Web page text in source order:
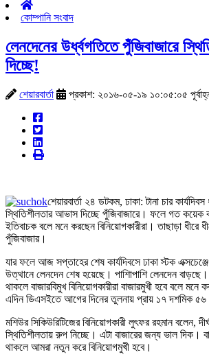
কোম্পানি সংবাদ
লেনদেনের উর্ধ্বগতিতে পুঁজিবাজারে
দিচ্ছে!
শেয়ারবার্তা প্রকাশ: ২০১৬-০৫-১৯ ১০:০৫:০৫
শেয়ারবার্তা ২৪ ডটকম, ঢাকা: টানা চার
স্থিতিশীলতার আভাস দিচ্ছে পুঁজিবাজারে। ফলে গত কয়েক
ইতিবাচক বলে মনে করছেন বিনিয়োগকারীরা। তাছাড়া ধীরে
পুঁজিবাজার।
যার ফলে আজ সপ্তাহের শেষ কার্যদিবসে ঢাকা স্টক
উত্থানে লেনদেন শেষ হয়েছে। পাশিাপাশি লেনদেন
থাকলে বাজারবিমুখ বিনিয়োগকারীরা বাজারমুখী হবে বলে মনে
এদিন ডিএসইতে আগের দিনের তুলনায় প্রায় ১৭ দশমিক ৫৬
মশিউর সিকিউরিটিজের বিনিয়োগকারী লুৎফর রহমান বলেন,
স্থিতিশীলতায় রুপ নিচ্ছে। এটা বাজারের জন্য ভাল দিক।
থাকলে আমরা নতুন করে বিনিয়োগমুখী হবে।